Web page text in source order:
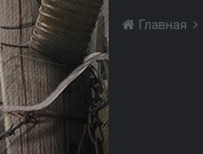
Главная